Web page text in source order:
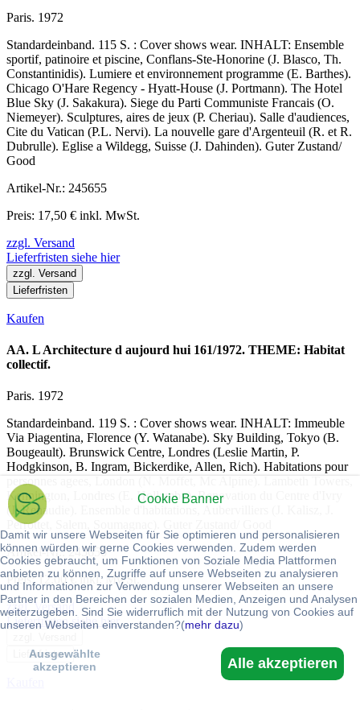
Cookie Banner
Damit wir unsere Webseiten für Sie optimieren und personalisieren
können würden wir gerne Cookies verwenden. Zudem werden
Cookies gebraucht, um Funktionen von Soziale Media Plattformen
anbieten zu können, Zugriffe auf unsere Webseiten zu analysieren
und Informationen zur Verwendung unserer Webseiten an unsere
Partner in den Bereichen der sozialen Medien, Anzeigen und Analysen
weiterzugeben. Sind Sie widerruflich mit der Nutzung von Cookies auf
unseren Webseiten einverstanden?(mehr dazu)
Alle akzeptieren
Ausgewählte
akzeptieren
Paris. 1972
Standardeinband. 115 S. : Cover shows wear. INHALT: Ensemble
sportif, patinoire et piscine, Conflans-Ste-Honorine (J. Blasco, Th.
Constantinidis). Lumiere et environnement programme (E. Barthes).
Chicago O'Hare Regency - Hyatt-House (J. Portmann). The Hotel
Blue Sky (J. Sakakura). Siege du Parti Communiste Francais (O.
Niemeyer). Sculptures, aires de jeux (P. Cheriau). Salle d'audiences,
Cite du Vatican (P.L. Nervi). La nouvelle gare d'Argenteuil (R. et R.
Dubrulle). Eglise a Wildegg, Suisse (J. Dahinden). Guter Zustand/
Good
Artikel-Nr.: 245655
Preis: 17,50 € inkl. MwSt.
zzgl. Versand
Lieferfristen siehe hier
zzgl. Versand
Lieferfristen
Kaufen
AA. L Architecture d aujourd hui 161/1972. THEME: Habitat
collectif.
Paris. 1972
Standardeinband. 119 S. : Cover shows wear. INHALT: Immeuble
Via Piagentina, Florence (Y. Watanabe). Sky Building, Tokyo (B.
Bougeault). Brunswick Centre, Londres (Leslie Martin, P.
Hodgkinson, B. Ingram, Bickerdike, Allen, Rich). Habitations pour
personnes agees, London (N. Moffet, Mc Alpine). Lambeth Towers,
Kennington, Londres (E. Hollamby). Renovation du Centre d'Ivry
(J. Renaudie). Ensemble d'habitations, Aubervilliers (J. Kalisz, J.
Perrottet, Salem, Soumagnac). Guter Zustand/ Good
Artikel-Nr.: 245656
Preis: 12,00 € inkl. MwSt.
zzgl. Versand
Lieferfristen siehe hier
Lieferfristen